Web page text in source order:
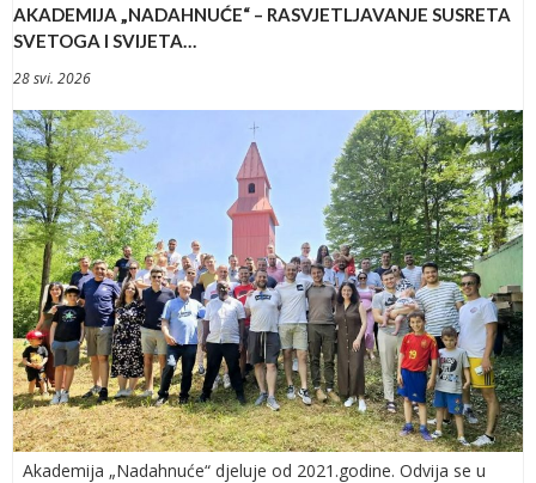
AKADEMIJA „NADAHNUĆE“ – RASVJETLJAVANJE SUSRETA
SVETOGA I SVIJETA…
28 svi. 2026
Akademija „Nadahnuće“ djeluje od 2021.godine. Odvija se u